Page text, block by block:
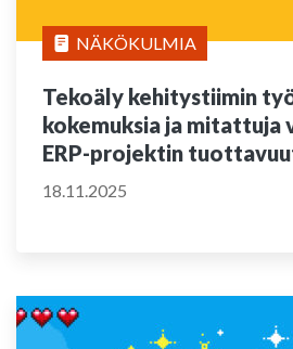
NÄKÖKULMIA
Tekoäly kehitystiimin
kokemuksia ja mitattuja
ERP-projektin
18.11.2025